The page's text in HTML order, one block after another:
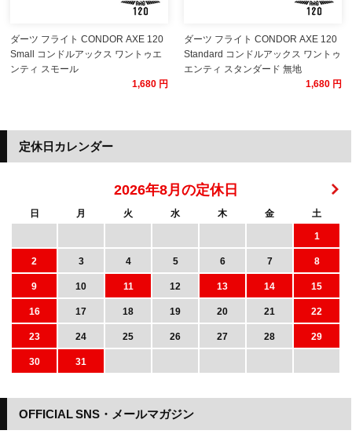
ダーツ フライト CONDOR AXE 120
Small コンドルアックス ワントゥエ
ンティ スモール
1,680 円
ダーツ フライト CONDOR AXE 120
Standard コンドルアックス ワントゥ
エンティ スタンダード 無地
1,680 円
OFFICIAL SNS・メールマガジン
定休日カレンダー
2026年8月の定休日
日 月 火 水 木 金
土
1
2
3 4 5 6 7
8
9
10 11 12 13 14
15
16
17 18 19 20 21
22
23
24 25 26 27 28
29
30
31